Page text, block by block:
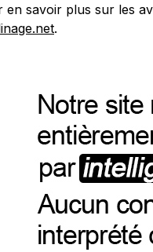
en savoir plus sur les
.